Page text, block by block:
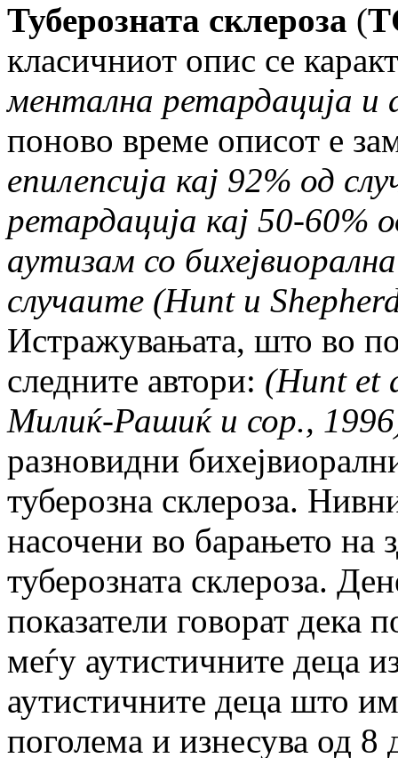
Туберозната склероза (
класичниот опис се
ментална ретардација
поново време описот е
епилепсија кај 92% од
ретардација кај 50-60%
аутизам со
случаите (Hunt и
Истражувањата, што во
следните автори: (Hunt et
Милиќ-Рашиќ и сор.,
разновидни
туберозна склероза.
насочени во барањето на
туберозната склероза.
показатели говорат дека
меѓу аутистичните деца
аутистичните деца што
поголема и изнесува од